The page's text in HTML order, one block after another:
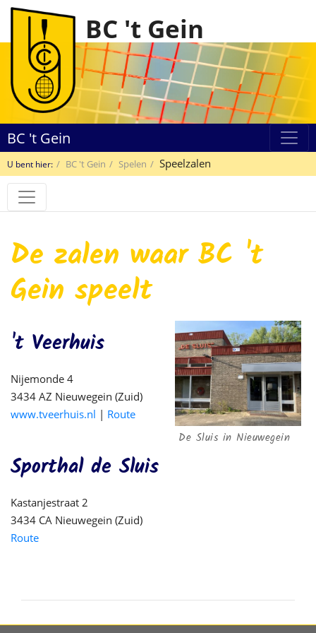
BC 't Gein
BC 't Gein
U bent hier: BC 't Gein Spelen Speelzalen
De zalen waar BC 't
Gein speelt
De Sluis in Nieuwegein
't Veerhuis
Nijemonde 4
3434 AZ Nieuwegein (Zuid)
www.tveerhuis.nl | Route
Sporthal de Sluis
Kastanjestraat 2
3434 CA Nieuwegein (Zuid)
Route